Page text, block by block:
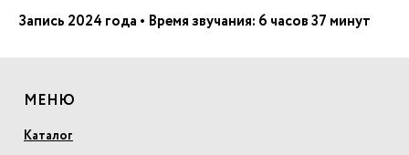
Запись 2024 года • Время звучания: 6 часов 37 минут
МЕНЮ
Каталог